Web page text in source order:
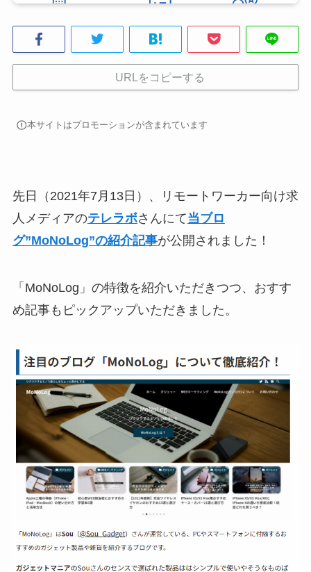
URLをコピーする
本サイトはプロモーションが含まれています
先日（2021年7月13日）、リモートワーカー向け求
人メディアのテレラボさんにて当ブロ
グ”MoNoLog”の紹介記事が公開されました！
「MoNoLog」の特徴を紹介いただきつつ、おすす
め記事もピックアップいただきました。